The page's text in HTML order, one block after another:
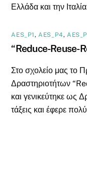
Ελλάδα και την
AES_P1, AES_P4,
“Reduce-Reuse-
Στο σχολείο μας το
Δραστηριοτήτων
και γενικεύτηκε ως
τάξεις και έφερε